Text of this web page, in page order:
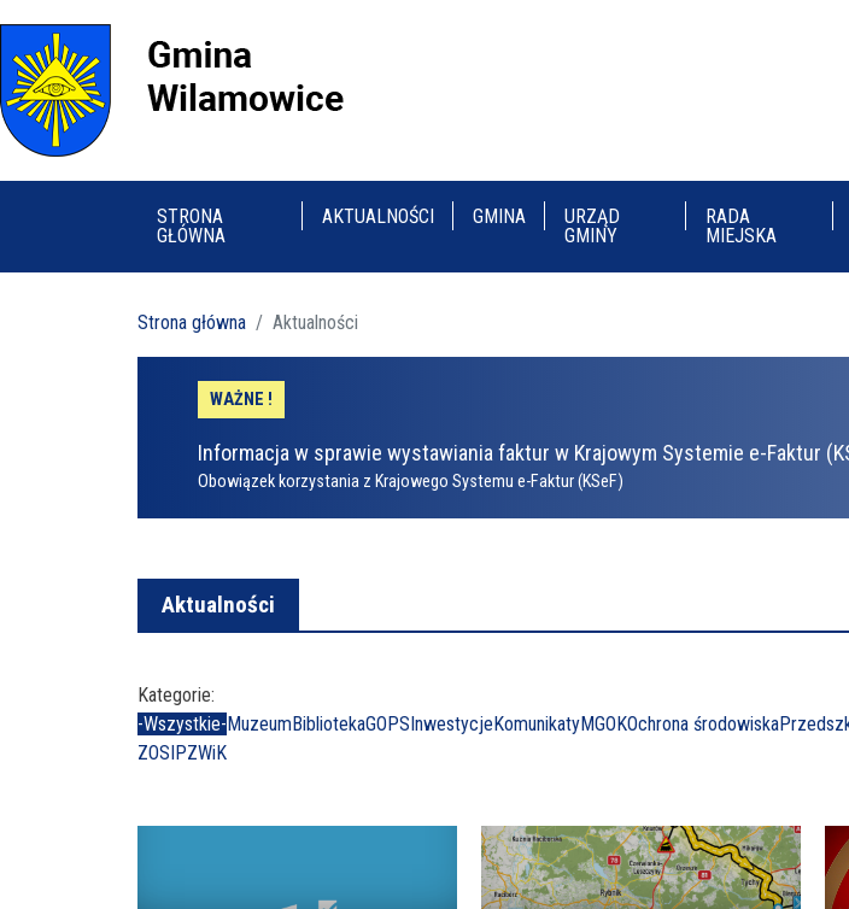
STRONA
GŁÓWNA
AKTUALNOŚCI GMINA
URZĄD
GMINY
RADA
MIEJSKA
Strona główna Aktualności
WAŻNE !
Informacja w sprawie wystawiania faktur w Krajowym Systemie e-Faktur
Obowiązek korzystania z Krajowego Systemu e-Faktur (KSeF)
Aktualności
Kategorie:
-Wszystkie-MuzeumBibliotekaGOPSInwestycjeKomunikatyMGOKOchrona środowiska
ZOSIPZWiK